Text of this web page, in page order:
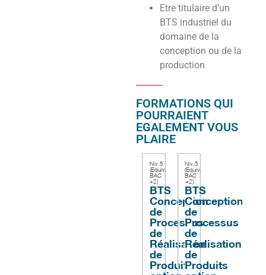
Etre titulaire d’un
BTS industriel du
domaine de la
conception ou de la
production
FORMATIONS QUI
POURRAIENT
EGALEMENT VOUS
PLAIRE
Niv.5
(Equiv.
BAC
+2)
BTS
Conception
de
Processus
de
Réalisation
de
Produits
Niv.5
(Equiv.
BAC
+2)
BTS
Conception
de
Processus
de
Réalisation
de
Produits